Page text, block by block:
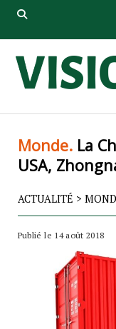
Monde.La
USA,
ACTUALITÉ >
Publié le 14 août 2018